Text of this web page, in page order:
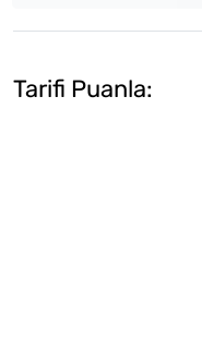
Tarifi Puanla: